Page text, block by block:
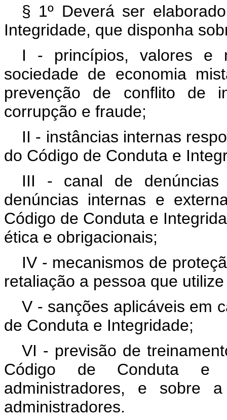
§ 1º Deverá ser
Integridade, que disponha
I - princípios, valores e
sociedade de economia
prevenção de conflito de
corrupção e fraude;
II - instâncias internas
do Código de Conduta e
III - canal de denúncias
denúncias internas e
Código de Conduta e
ética e obrigacionais;
IV - mecanismos de
retaliação a pessoa que
V - sanções aplicáveis em
de Conduta e Integridade;
VI - previsão de
Código de Conduta e
administradores, e sobre
administradores.